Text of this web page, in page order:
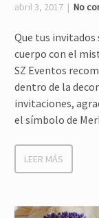
abril 3, 2017 No
Que tus
cuerpo con el
SZ Eventos
dentro de la
invitaciones,
el símbolo de
LEER MÁS